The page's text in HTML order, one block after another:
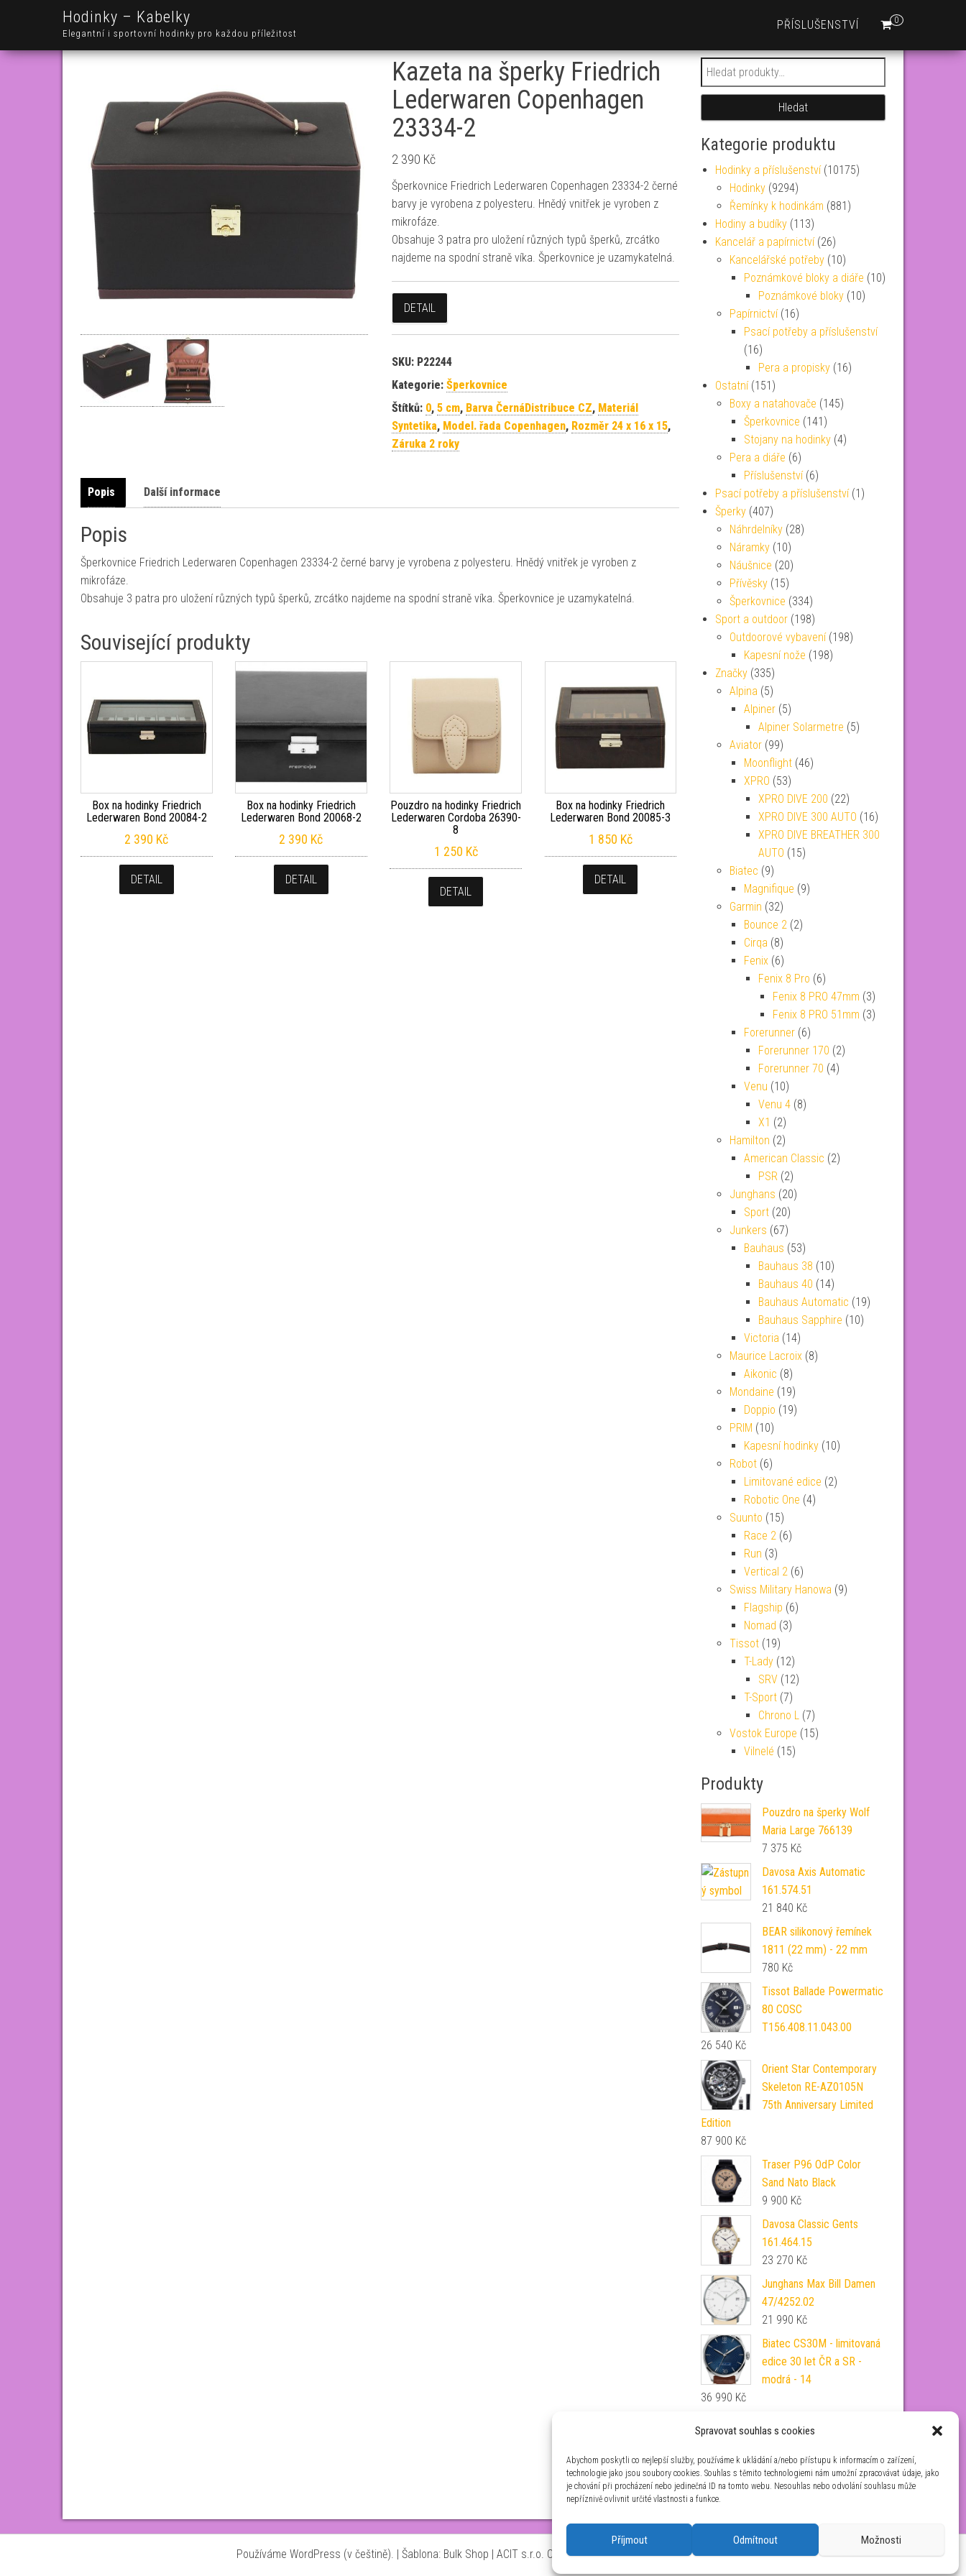
Spravovat souhlas s cookies
Abychom poskytli co nejlepší služby, používáme k ukládání a/nebo přístupu k informacím o zařízení,
technologie jako jsou soubory cookies. Souhlas s těmito technologiemi nám umožní zpracovávat údaje, jako
je chování při procházení nebo jedinečná ID na tomto webu. Nesouhlas nebo odvolání souhlasu může
nepříznivě ovlivnit určité vlastnosti a funkce.
Příjmout Odmítnout Možnosti
Hodinky – Kabelky
Elegantní i sportovní hodinky pro každou příležitost
0
PŘÍSLUŠENSTVÍ
Kazeta na šperky Friedrich
Lederwaren Copenhagen
23334-2
2 390 Kč
Šperkovnice Friedrich Lederwaren Copenhagen 23334-2 černé
barvy je vyrobena z polyesteru. Hnědý vnitřek je vyroben z
mikrofáze.
Obsahuje 3 patra pro uložení různých typů šperků, zrcátko
najdeme na spodní straně víka. Šperkovnice je uzamykatelná.
DETAIL
SKU: P22244
Kategorie: Šperkovnice
Štítků: 0, 5 cm, Barva ČernáDistribuce CZ, Materiál
Syntetika, Model. řada Copenhagen, Rozměr 24 x 16 x 15,
Záruka 2 roky
Popis Další informace
Popis
Šperkovnice Friedrich Lederwaren Copenhagen 23334-2 černé barvy je vyrobena z polyesteru. Hnědý vnitřek je vyroben z
mikrofáze.
Obsahuje 3 patra pro uložení různých typů šperků, zrcátko najdeme na spodní straně víka. Šperkovnice je uzamykatelná.
Související produkty
Box na hodinky Friedrich
Lederwaren Bond 20084-2
2 390 Kč
DETAIL
Box na hodinky Friedrich
Lederwaren Bond 20068-2
2 390 Kč
DETAIL
Pouzdro na hodinky Friedrich
Lederwaren Cordoba 26390-
8
1 250 Kč
DETAIL
Box na hodinky Friedrich
Lederwaren Bond 20085-3
1 850 Kč
DETAIL
Hledat:
Hledat
Kategorie produktu
Hodinky a příslušenství (10175)
Hodinky (9294)
Řemínky k hodinkám (881)
Hodiny a budíky (113)
Kancelář a papírnictví (26)
Kancelářské potřeby (10)
Poznámkové bloky a diáře (10)
Poznámkové bloky (10)
Papírnictví (16)
Psací potřeby a příslušenství
(16)
Pera a propisky (16)
Ostatní (151)
Boxy a natahovače (145)
Šperkovnice (141)
Stojany na hodinky (4)
Pera a diáře (6)
Příslušenství (6)
Psací potřeby a příslušenství (1)
Šperky (407)
Náhrdelníky (28)
Náramky (10)
Náušnice (20)
Přívěsky (15)
Šperkovnice (334)
Sport a outdoor (198)
Outdoorové vybavení (198)
Kapesní nože (198)
Značky (335)
Alpina (5)
Alpiner (5)
Alpiner Solarmetre (5)
Aviator (99)
Moonflight (46)
XPRO (53)
XPRO DIVE 200 (22)
XPRO DIVE 300 AUTO (16)
XPRO DIVE BREATHER 300
AUTO (15)
Biatec (9)
Magnifique (9)
Garmin (32)
Bounce 2 (2)
Cirqa (8)
Fenix (6)
Fenix 8 Pro (6)
Fenix 8 PRO 47mm (3)
Fenix 8 PRO 51mm (3)
Forerunner (6)
Forerunner 170 (2)
Forerunner 70 (4)
Venu (10)
Venu 4 (8)
X1 (2)
Hamilton (2)
American Classic (2)
PSR (2)
Junghans (20)
Sport (20)
Junkers (67)
Bauhaus (53)
Bauhaus 38 (10)
Bauhaus 40 (14)
Bauhaus Automatic (19)
Bauhaus Sapphire (10)
Victoria (14)
Maurice Lacroix (8)
Aikonic (8)
Mondaine (19)
Doppio (19)
PRIM (10)
Kapesní hodinky (10)
Robot (6)
Limitované edice (2)
Robotic One (4)
Suunto (15)
Race 2 (6)
Run (3)
Vertical 2 (6)
Swiss Military Hanowa (9)
Flagship (6)
Nomad (3)
Tissot (19)
T-Lady (12)
SRV (12)
T-Sport (7)
Chrono L (7)
Vostok Europe (15)
Vilnelé (15)
Produkty
Pouzdro na šperky Wolf
Maria Large 766139
7 375 Kč
Davosa Axis Automatic
161.574.51
21 840 Kč
BEAR silikonový řemínek
1811 (22 mm) - 22 mm
780 Kč
Tissot Ballade Powermatic
80 COSC
T156.408.11.043.00
26 540 Kč
Orient Star Contemporary
Skeleton RE-AZ0105N
75th Anniversary Limited
Edition
87 900 Kč
Traser P96 OdP Color
Sand Nato Black
9 900 Kč
Davosa Classic Gents
161.464.15
23 270 Kč
Junghans Max Bill Damen
47/4252.02
21 990 Kč
Biatec CS30M - limitovaná
edice 30 let ČR a SR -
modrá - 14
36 990 Kč
P67 Officer Automatik
zeleno-červený - 22 mm
1 040Kč
Používáme WordPress (v češtině). | Šablona: Bulk Shop | ACIT s.r.o. Chodovská 228/3 Praha 4 IČ: 26454424